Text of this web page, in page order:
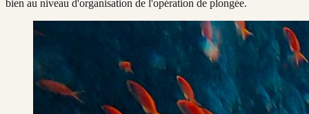
bien au niveau d'organisation de l'opération de plongée.